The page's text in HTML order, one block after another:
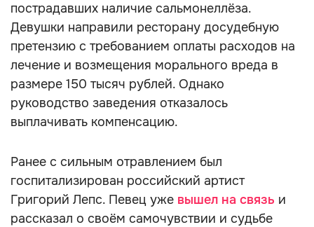
пострадавших наличие сальмонеллёза.
Девушки направили ресторану досудебную
претензию с требованием оплаты расходов на
лечение и возмещения морального вреда в
размере 150 тысяч рублей. Однако
руководство заведения отказалось
выплачивать компенсацию.
Ранее с сильным отравлением был
госпитализирован российский артист
Григорий Лепс. Певец уже вышел на связь и
рассказал о своём самочувствии и судьбе